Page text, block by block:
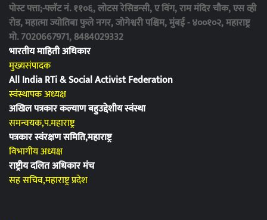
पोस्ट पत्ता;-फ्लॅट नं. ११०६, लोटस रेसिडन्सी, ए विंग, राम मंदिर चौक, एस व्ही
रोड, महात्मा ज्योतिबा फुले नगर, जोगेश्वरी पश्चिम, मुंबई - ४००१०२, महाराष्ट्र
मो. 7020667971, 8484029332
भारतीय माहिती अधिकार
मुख्यसंपादक
All India RTi & Social Activist Federation
स्वंस्थापक अध्यक्ष
अखिल पत्रकार कल्याण बहुउद्देशीय स्वंस्था
समन्वयक,प.महाराष्ट्र
पत्रकार स्वंरक्षण समिति,महाराष्ट्र
विभागीय अध्यक्ष
राष्ट्रीय दलित अधिकार मंच
सह सचिव,महाराष्ट्र प्रदेश